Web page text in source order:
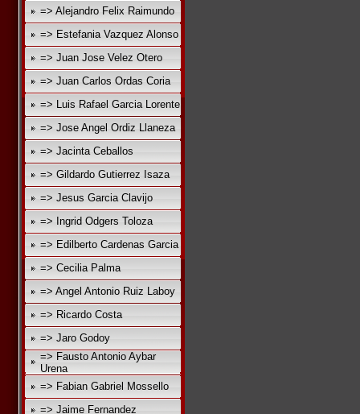
=> Alejandro Felix Raimundo
=> Estefania Vazquez Alonso
=> Juan Jose Velez Otero
=> Juan Carlos Ordas Coria
=> Luis Rafael Garcia Lorente
=> Jose Angel Ordiz Llaneza
=> Jacinta Ceballos
=> Gildardo Gutierrez Isaza
=> Jesus Garcia Clavijo
=> Ingrid Odgers Toloza
=> Edilberto Cardenas Garcia
=> Cecilia Palma
=> Angel Antonio Ruiz Laboy
=> Ricardo Costa
=> Jaro Godoy
=> Fausto Antonio Aybar
Urena
=> Fabian Gabriel Mossello
=> Jaime Fernandez